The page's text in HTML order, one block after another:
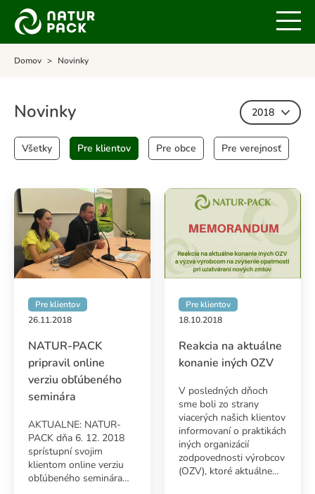
Domov Novinky
Novinky
Všetky Pre klientov Pre obce Pre verejnosť
2018
Pre klientov
26.11.2018
NATUR-PACK
pripravil online
verziu obľúbeného
seminára
AKTUALNE: NATUR-
PACK dňa 6. 12. 2018
sprístupní svojim
klientom online verziu
obľúbeného seminára…
Pre klientov
18.10.2018
Reakcia na aktuálne
konanie iných OZV
V posledných dňoch
sme boli zo strany
viacerých našich klientov
informovaní o praktikách
iných organizácií
zodpovednosti výrobcov
(OZV), ktoré aktuálne…